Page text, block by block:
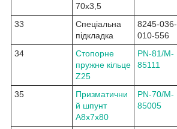
70x3,5
33
Спеціальна
підкладка
8245-036-
010-556
34
Стопорне
пружне кільце
Z25
PN-81/M-
85111
35
Призматични
й шпунт
A8x7x80
PN-70/M-
85005